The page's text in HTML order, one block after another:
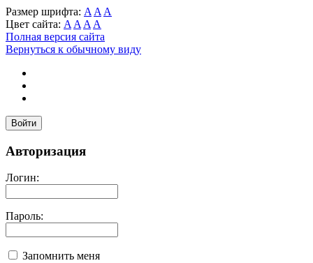
Размер шрифта: A A A
Цвет сайта: A A A A
Полная версия сайта
Вернуться к обычному виду
Войти
Авторизация
Логин:
Пароль:
Запомнить меня